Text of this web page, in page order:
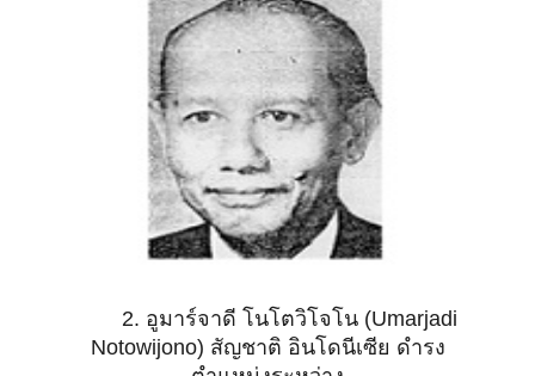
2. อูมาร์จาดี โนโตวิโจโน (Umarjadi
Notowijono) สัญชาติ อินโดนีเซีย ดำรง